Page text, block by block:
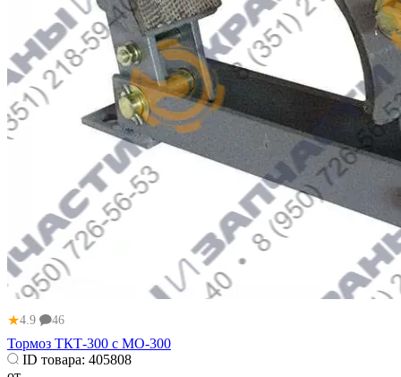
★4.9 46
Тормоз ТКТ-300 с МО-300
ID товара: 405808